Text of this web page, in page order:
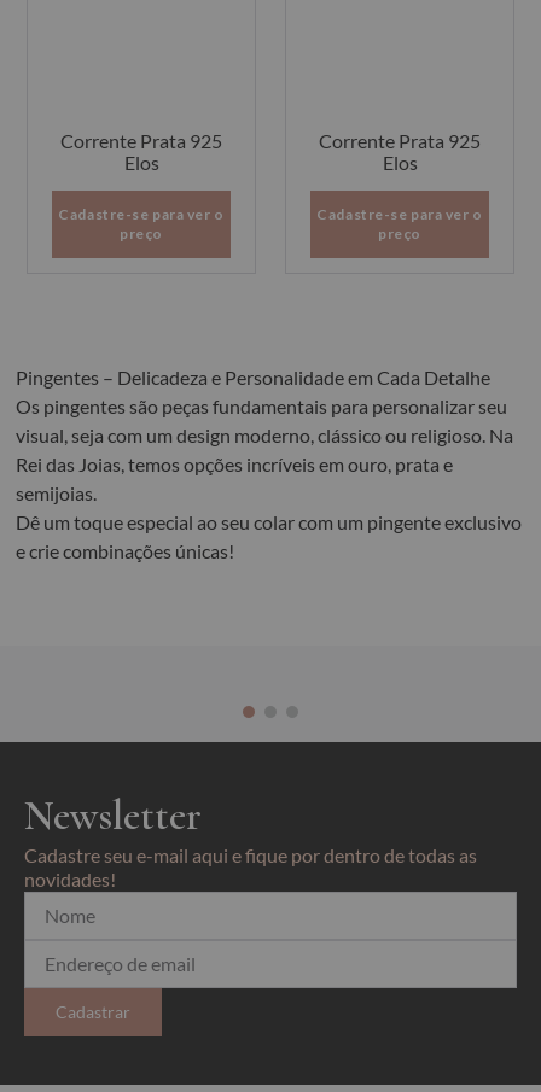
Corrente Prata 925
Elos
Cadastre-se para ver o
preço
Corrente Prata 925
Elos
Cadastre-se para ver o
preço
Pingentes – Delicadeza e Personalidade em Cada Detalhe
Os pingentes são peças fundamentais para personalizar seu
visual, seja com um design moderno, clássico ou religioso. Na
Rei das Joias, temos opções incríveis em ouro, prata e
semijoias.
Dê um toque especial ao seu colar com um pingente exclusivo
e crie combinações únicas!
Newsletter
Cadastre seu e-mail aqui e fique por dentro de todas as
novidades!
Cadastrar